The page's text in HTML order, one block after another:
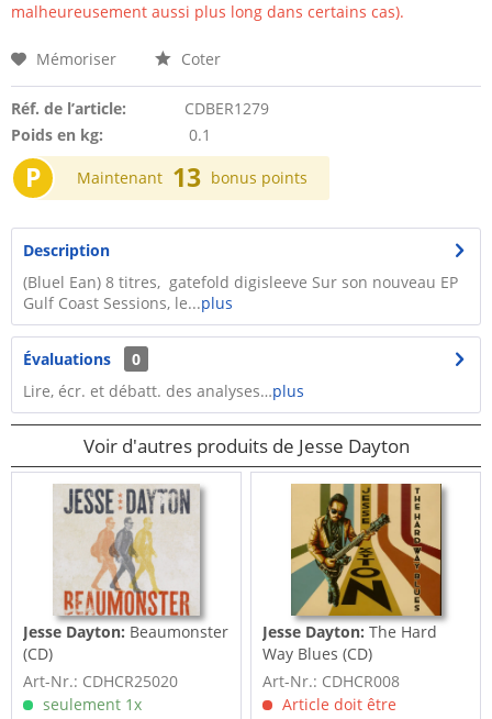
malheureusement aussi plus long dans certains cas).
Mémoriser Coter
Réf. de l’article:
CDBER1279
Poids en kg:
0.1
P Maintenant 13 bonus points
Description
(Bluel Ean) 8 titres, gatefold digisleeve Sur son nouveau EP
Gulf Coast Sessions, le...plus
Évaluations
0
Lire, écr. et débatt. des analyses…plus
Voir d'autres produits de Jesse Dayton
Jesse Dayton: Beaumonster
(CD)
Art-Nr.: CDHCR25020
seulement 1x
Jesse Dayton: The Hard
Way Blues (CD)
Art-Nr.: CDHCR008
Article doit être